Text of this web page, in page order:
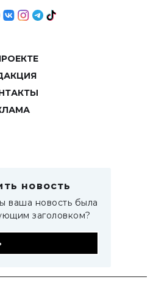
новость
ваша новость была
заголовком?